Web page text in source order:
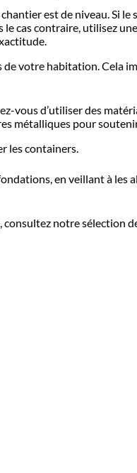
est de niveau. Si le
cas contraire, utilisez
votre habitation. Cela
vous d’utiliser des
métalliques pour
les containers.
en veillant à
consultez notre sélection